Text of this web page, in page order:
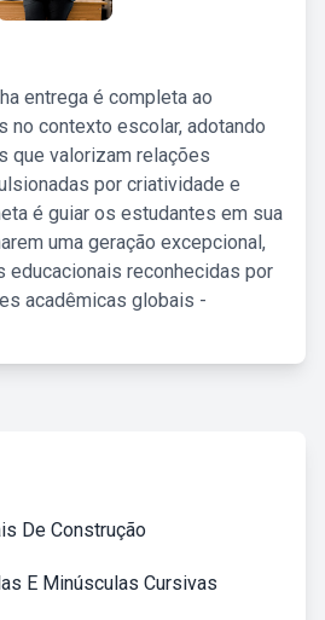
entrega é completa ao
no contexto escolar, adotando
que valorizam relações
por criatividade e
é guiar os estudantes em sua
uma geração excepcional,
educacionais reconhecidas por
acadêmicas globais -
De Construção
E Minúsculas Cursivas